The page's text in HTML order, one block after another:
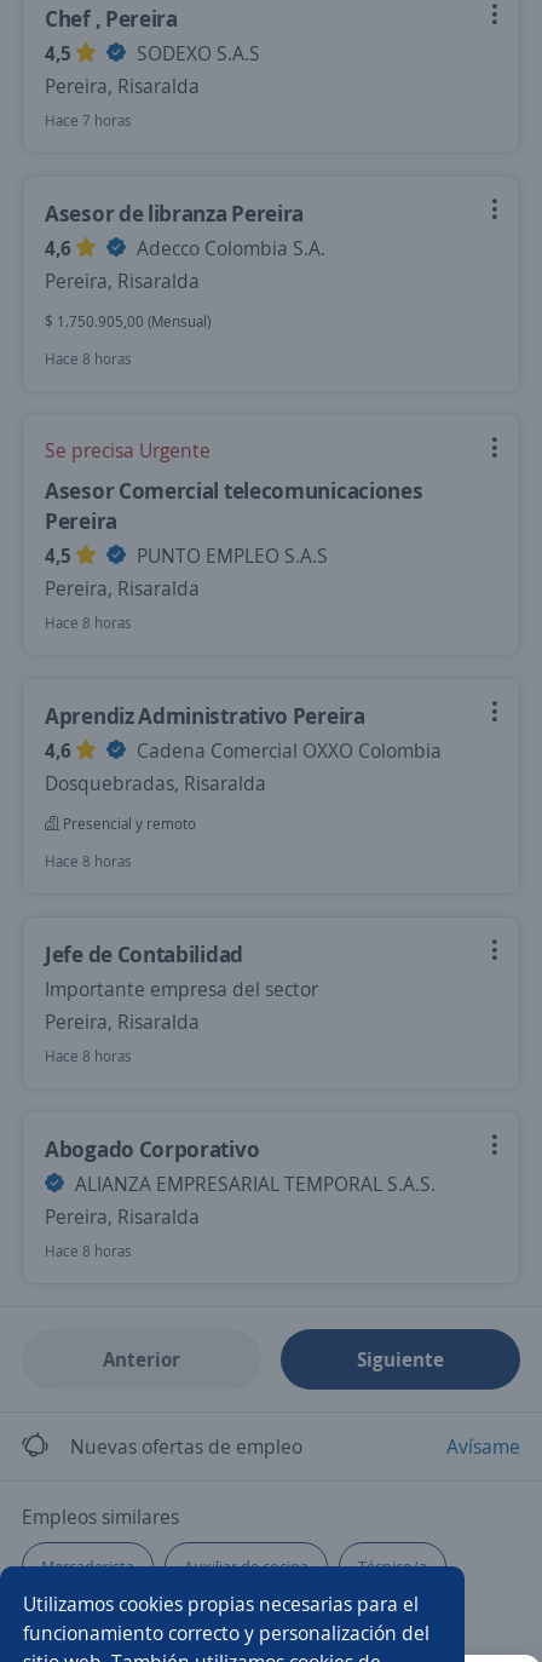
Utilizamos cookies propias necesarias para el
funcionamiento correcto y personalización del
Chef , Pereira
4,5
SODEXO S.A.S
Pereira, Risaralda
Hace 7 horas
Asesor de libranza Pereira
4,6
Adecco Colombia S.A.
Pereira, Risaralda
$ 1.750.905,00 (Mensual)
Hace 8 horas
Se precisa Urgente
Asesor Comercial telecomunicaciones
Pereira
4,5
PUNTO EMPLEO S.A.S
Pereira, Risaralda
Hace 8 horas
Aprendiz Administrativo Pereira
4,6
Cadena Comercial OXXO Colombia
Dosquebradas, Risaralda
Presencial y remoto
Hace 8 horas
Jefe de Contabilidad
Importante empresa del sector
Pereira, Risaralda
Hace 8 horas
Abogado Corporativo
ALIANZA EMPRESARIAL TEMPORAL S.A.S.
Pereira, Risaralda
Hace 8 horas
Anterior Siguiente
Nuevas ofertas de empleo Avísame
Empleos similares
Mercaderista Auxiliar de cocina Técnico/a
Auxiliar servicio al cliente Chófer Logístico/a